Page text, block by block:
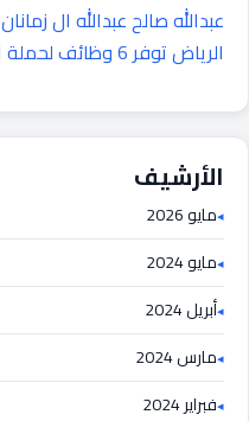
عبدالله صالح عبدالله ال زمانان
الرياض توفر 6 وظائف لحملة الدبلوم فما فوق
الأرشيف
مايو 2026
مايو 2024
أبريل 2024
مارس 2024
فبراير 2024